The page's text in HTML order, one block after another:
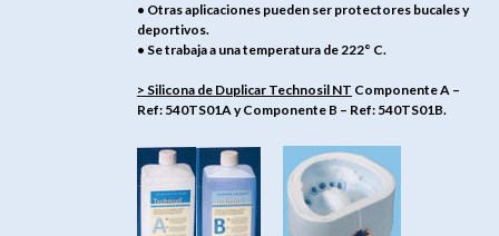
• Otras aplicaciones pueden ser protectores bucales y
deportivos.
• Se trabaja a una temperatura de 222° C.
> Silicona de Duplicar Technosil NT Componente A –
Ref: 540TS01A y Componente B – Ref: 540TS01B.